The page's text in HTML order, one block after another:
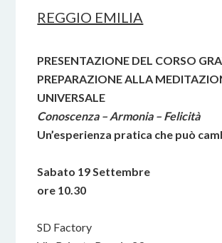
REGGIO EMILIA
PRESENTAZIONE DEL CORSO
PREPARAZIONE ALLA
UNIVERSALE
Conoscenza – Armonia – Felicità
Un’esperienza pratica che può
Sabato 19 Settembre
ore 10.30
SD Factory